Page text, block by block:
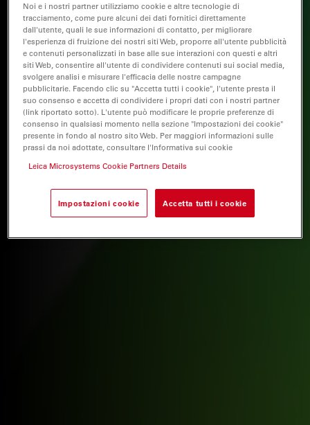
Noi e i nostri partner utilizziamo cookie e altre tecnologie di
tracciamento, come pure alcuni dei dati fornitici direttamente
dall'utente, quali le sue informazioni di contatto, per migliorare
l'esperienza di fruizione dei nostri siti Web, proporre all'utente pubblicità
e contenuti personalizzati in base alle sue interazioni con questi e altri
siti Web, consentire all'utente di condividere contenuti sui social media,
svolgere analisi e misurare l'efficacia delle nostre campagne
pubblicitarie. Facendo clic su "Accetta tutti i cookie", l'utente presta il
suo consenso e accetta di condividere i propri dati con i nostri partner
(link riportato sotto). L'utente può modificare le proprie preferenze di
consenso in qualsiasi momento nella sezione "Impostazioni dei cookie"
presente in fondo al nostro sito Web. Per maggiori informazioni sulle
prassi da noi adottate, consultare l'Informativa sui cookie
Leica Microsystems Cookie Partners Details
Impostazioni cookie Accetta tutti i cookie